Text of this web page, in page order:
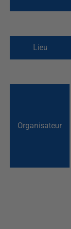
Lieu
Organisateur